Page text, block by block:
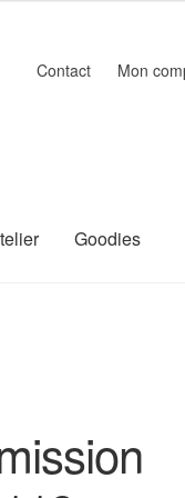
Contact Mon
Goodies